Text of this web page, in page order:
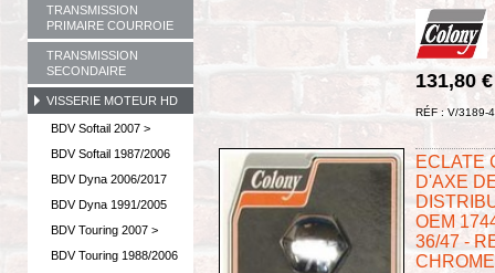
TRANSMISSION
PRIMAIRE COURROIE
TRANSMISSION
SECONDAIRE
VISSERIE MOTEUR HD
BDV Softail 2007 >
BDV Softail 1987/2006
BDV Dyna 2006/2017
BDV Dyna 1991/2005
BDV Touring 2007 >
BDV Touring 1988/2006
131,80
RÉF : V/3189-4
ECLATE
D'AXE
OEM
36/47 -